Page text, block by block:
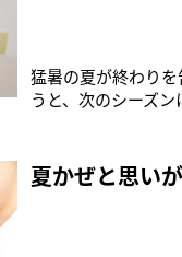
猛暑の夏が終わり
うと、次のシーズ
ることも。生地の
事アドバイザーの
夏かぜと思い